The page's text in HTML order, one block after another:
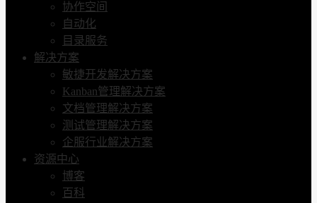
协作空间
自动化
目录服务
解决方案
敏捷开发解决方案
Kanban管理解决方案
文档管理解决方案
测试管理解决方案
企服行业解决方案
资源中心
博客
百科